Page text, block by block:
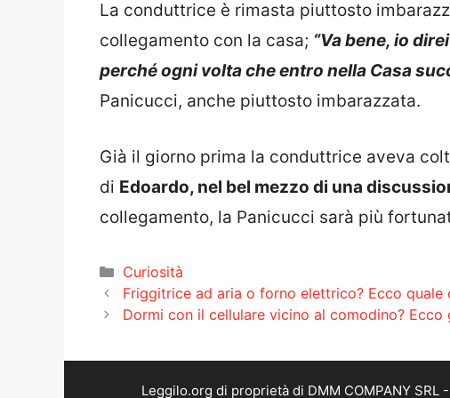
La conduttrice è rimasta piuttosto
collegamento con la casa; “Va bene, io
perché ogni volta che entro nella Casa
Panicucci, anche piuttosto imbarazzata.
Già il giorno prima la conduttrice aveva
di Edoardo, nel bel mezzo di una
collegamento, la Panicucci sarà più
Categorie
Curiosità
Friggitrice ad aria o forno elettrico? Ecco quale
Dormi con il cellulare vicino al comodino?
Leggilo.org di proprietà di DMM COMPANY